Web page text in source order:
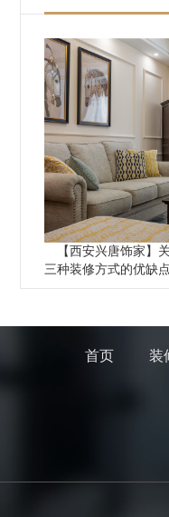
【西安兴唐饰家】
三种装修方式的优缺
首页 装